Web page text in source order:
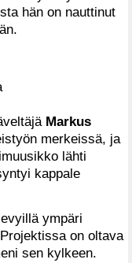
hän on nauttinut
Markus
merkeissä, ja
lähti
kappale
ympäri
on oltava
sen kylkeen.